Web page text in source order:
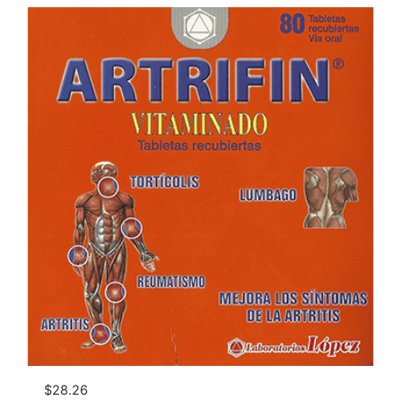
$28.26